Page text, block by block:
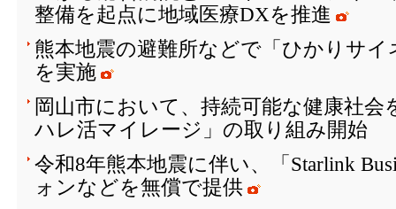
整備を起点に地域医療DXを推進
熊本地震の避難所などで「ひかりサ
を実施
岡山市において、持続可能な健康社
ハレ活マイレージ」の取り組み開始
令和8年熊本地震に伴い、「Starlink
ォンなどを無償で提供